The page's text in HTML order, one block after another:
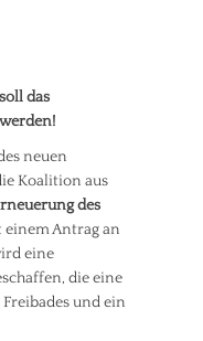
das
neuen
Koalition aus
des
einem Antrag an
eine
die eine
und ein